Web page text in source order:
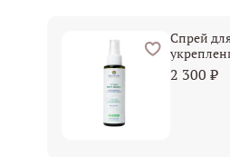
Спрей
2 300 ₽